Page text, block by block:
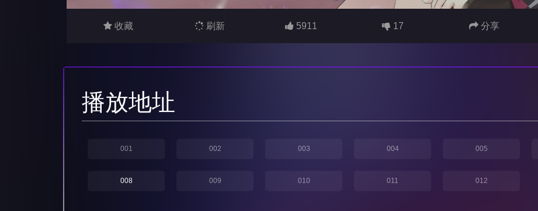
收藏 刷新 5911 17 分享
播放地址
001 002 003 004 005
008 009 010 011 012